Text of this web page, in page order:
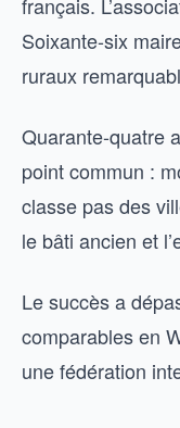
Soixante-six
ruraux
Quarante-quatre
point commun :
classe pas des
le bâti ancien et
Le succès a
comparables en
une fédération